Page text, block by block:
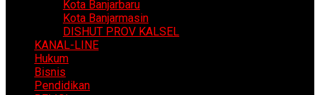
Kota Banjarbaru
Kota Banjarmasin
DISHUT PROV KALSEL
KANAL-LINE
Hukum
Bisnis
Pendidikan